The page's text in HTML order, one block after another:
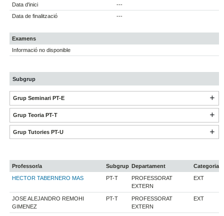
Data d'inici
---
Data de finalització
---
Examens
Informació no disponible
Subgrup
Grup Seminari PT-E
Grup Teoria PT-T
Grup Tutories PT-U
Professor/a Subgrup Departament
Categoria
HECTOR TABERNERO MAS
PT-T
PROFESSORAT
EXTERN
EXT
JOSE ALEJANDRO REMOHI
GIMENEZ
PT-T
PROFESSORAT
EXTERN
EXT